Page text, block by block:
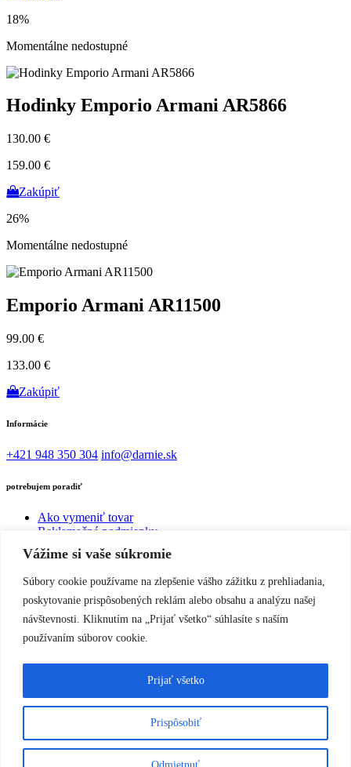
Vážime si vaše súkromie
Súbory cookie používame na zlepšenie vášho zážitku z prehliadania,
poskytovanie prispôsobených reklám alebo obsahu a analýzu našej
návštevnosti. Kliknutím na „Prijať všetko“ súhlasíte s naším
používaním súborov cookie.
Prispôsobiť
Odmietnuť
Prijať všetko
18%
Momentálne nedostupné
Hodinky Emporio Armani AR5866
130.00 €
159.00 €
Zakúpiť
26%
Momentálne nedostupné
Emporio Armani AR11500
99.00 €
133.00 €
Zakúpiť
Informácie
+421 948 350 304 info@darnie.sk
potrebujem poradiť
Ako vymeniť tovar
Reklamačné podmienky
Reklamačný list
Odstúpenie od kúpnej zmluvy uzavretej na diaľku
Kategórie hodiniek
Dámske hodinky
Všeobecné obchodné podmienky
Doprava a platba